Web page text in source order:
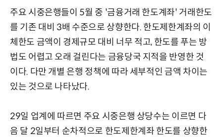
주요 시중은행들이 5월 중 '금융거래 한도계좌' 거래한도
를 기존 대비 3배 수준으로 상향한다. 한도제한계좌의 이
체한도 금액이 경제규모 대비 너무 적고, 한도를 푸는 방
법도 어렵고 오래 걸린다는 금융당국 지적을 반영한 것
이다. 다만 개별 은행 정책에 따라 세부적인 금액 차이는
있는 것으로 나타났다.
29일 업계에 따르면 주요 시중은행 상당수는 이르면 다
음 달 2일부터 순차적으로 한도제한계좌 한도를 상향한